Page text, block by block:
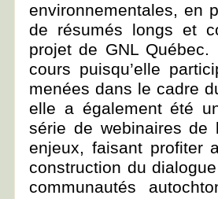
environnementales, en
de résumés longs et
projet de GNL
cours puisqu’elle
menées dans le cadre
elle a également été
série de webinaires de
enjeux, faisant profiter
construction du
communautés